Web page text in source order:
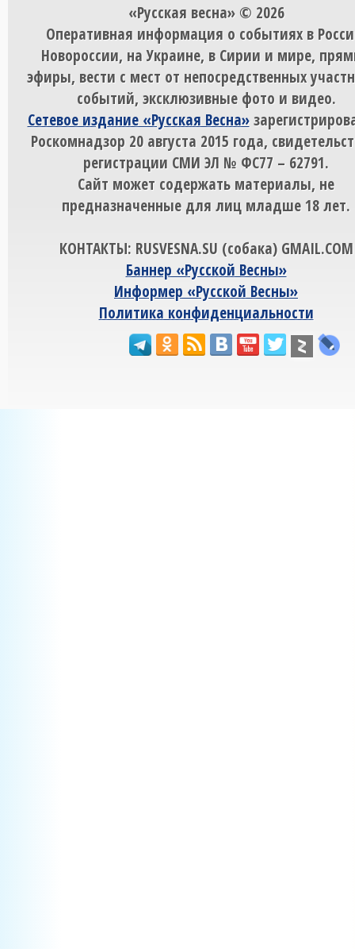
«Русская весна» © 2026
Оперативная информация о событиях в
Новороссии, на Украине, в Сирии и мире,
эфиры, вести с мест от непосредственных
событий, эксклюзивные фото и видео.
Сетевое издание «Русская Весна»
Роскомнадзор 20 августа 2015 года,
регистрации СМИ ЭЛ № ФС77 – 62791.
Сайт может содержать материалы, не
предназначенные для лиц младше 18 лет.
КОНТАКТЫ: RUSVESNA.SU (собака) GMAIL.COM
Баннер «Русской Весны»
Информер «Русской Весны»
Политика конфиденциальности